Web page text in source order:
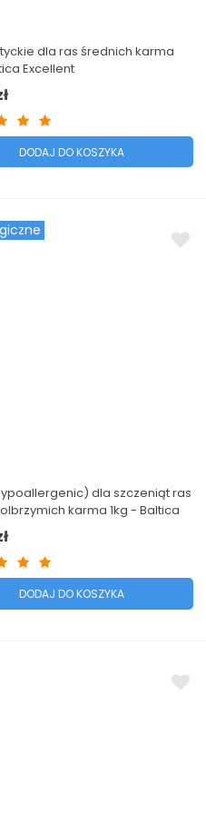
dla ras średnich karma
Excellent
DODAJ DO KOSZYKA
dla szczeniąt ras
karma 1kg - Baltica
DODAJ DO KOSZYKA